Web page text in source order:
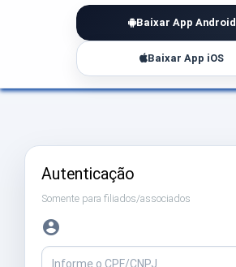
Baixar App Android
Baixar App iOS
Autenticação
Somente para filiados/associados
account_circle